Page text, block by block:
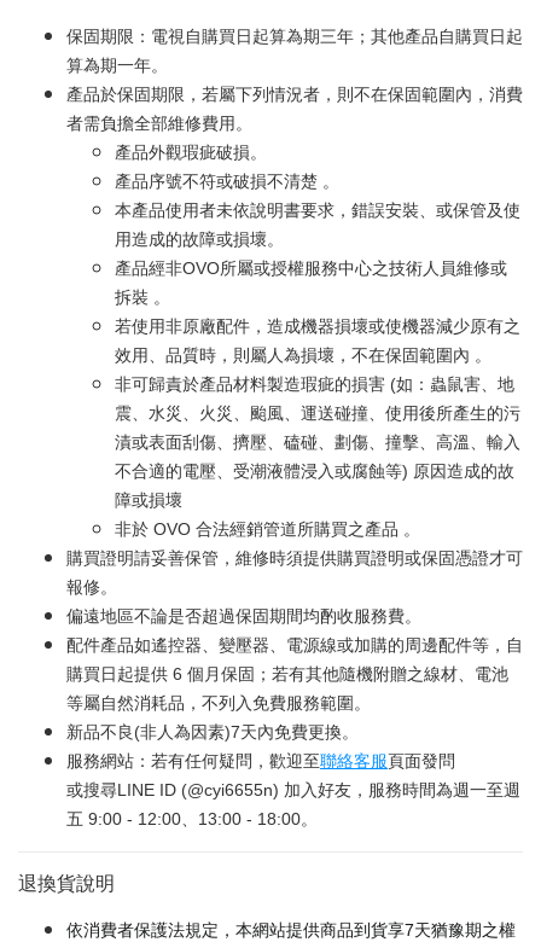
保固期限：電視自購買日起算為期三年；其他產品自購買日起
算為期一年。
產品於保固期限，若屬下列情況者，則不在保固範圍內，消費
者需負擔全部維修費用。
產品外觀瑕疵破損。
產品序號不符或破損不清楚 。
本產品使用者未依說明書要求，錯誤安裝、或保管及使
用造成的故障或損壞。
產品經非OVO所屬或授權服務中心之技術人員維修或
拆裝 。
若使用非原廠配件，造成機器損壞或使機器減少原有之
效用、品質時，則屬人為損壞，不在保固範圍內 。
非可歸責於產品材料製造瑕疵的損害 (如：蟲鼠害、地
震、水災、火災、颱風、運送碰撞、使用後所產生的污
漬或表面刮傷、擠壓、磕碰、劃傷、撞擊、高溫、輸入
不合適的電壓、受潮液體浸入或腐蝕等) 原因造成的故
障或損壞
非於 OVO 合法經銷管道所購買之產品 。
購買證明請妥善保管，維修時須提供購買證明或保固憑證才可
報修。
偏遠地區不論是否超過保固期間均酌收服務費。
配件產品如遙控器、變壓器、電源線或加購的周邊配件等，自
購買日起提供 6 個月保固；若有其他隨機附贈之線材、電池
等屬自然消耗品，不列入免費服務範圍。
新品不良(非人為因素)7天內免費更換。
服務網站：若有任何疑問，歡迎至聯絡客服頁面發問
或搜尋LINE ID (@cyi6655n) 加入好友，服務時間為週一至週
五 9:00 - 12:00、13:00 - 18:00。
退換貨說明
依消費者保護法規定，本網站提供商品到貨享7天猶豫期之權